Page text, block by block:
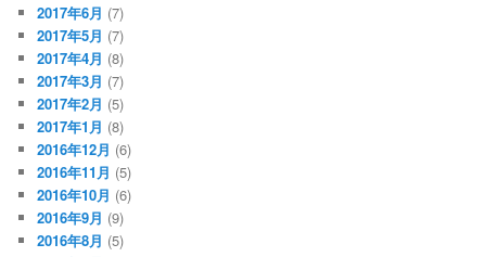
2017年6月 (7)
2017年5月 (7)
2017年4月 (8)
2017年3月 (7)
2017年2月 (5)
2017年1月 (8)
2016年12月 (6)
2016年11月 (5)
2016年10月 (6)
2016年9月 (9)
2016年8月 (5)